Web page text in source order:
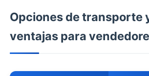
Opciones de transporte
ventajas para